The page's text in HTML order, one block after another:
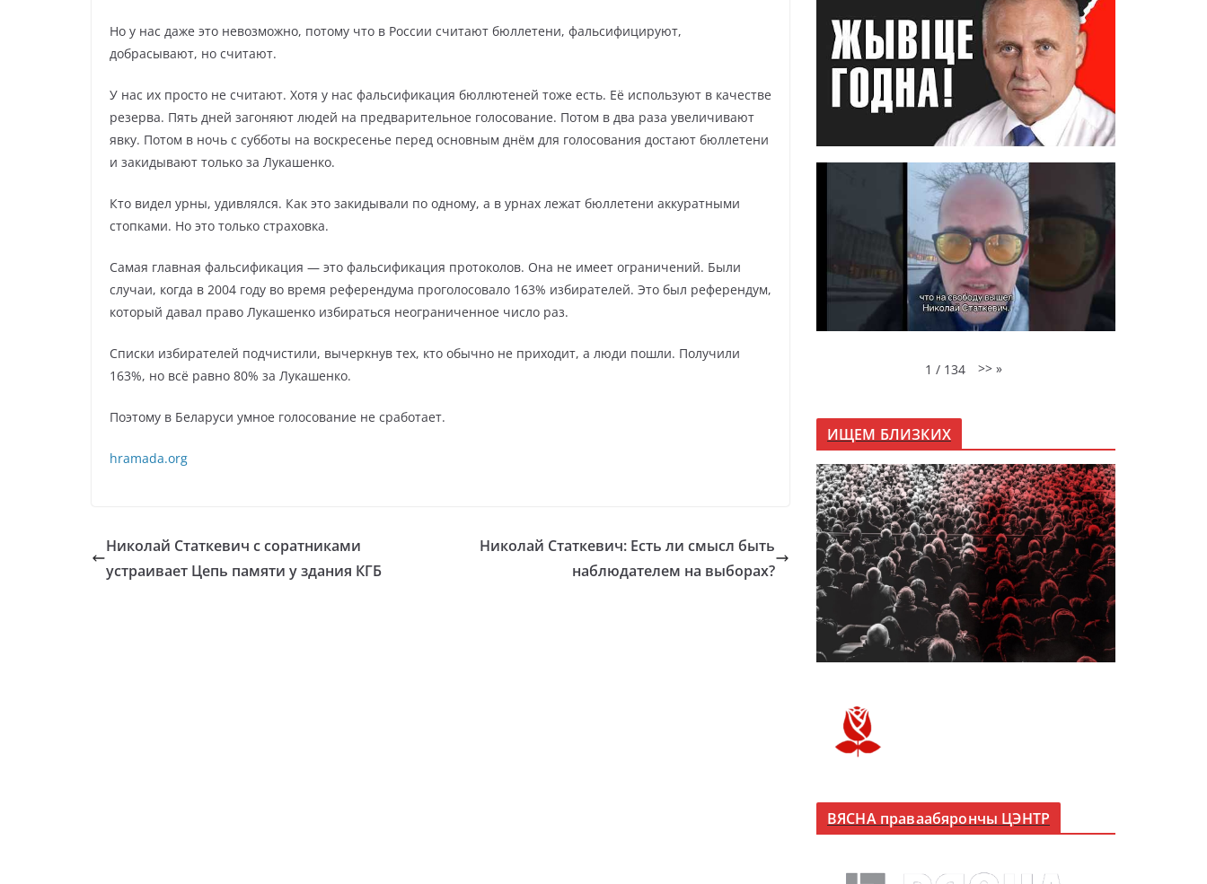
Но у нас даже это невозможно, потому что в России считают бюллетени, фальсифицируют,
добрасывают, но считают.
У нас их просто не считают. Хотя у нас фальсификация бюллютеней тоже есть. Её используют в качестве
резерва. Пять дней загоняют людей на предварительное голосование. Потом в два раза увеличивают
явку. Потом в ночь с субботы на воскресенье перед основным днём для голосования достают бюллетени
и закидывают только за Лукашенко.
Кто видел урны, удивлялся. Как это закидывали по одному, а в урнах лежат бюллетени аккуратными
стопками. Но это только страховка.
Самая главная фальсификация — это фальсификация протоколов. Она не имеет ограничений. Были
случаи, когда в 2004 году во время референдума проголосовало 163% избирателей. Это был референдум,
который давал право Лукашенко избираться неограниченное число раз.
Списки избирателей подчистили, вычеркнув тех, кто обычно не приходит, а люди пошли. Получили
163%, но всё равно 80% за Лукашенко.
Поэтому в Беларуси умное голосование не сработает.
hramada.org
Николай Статкевич с соратниками
устраивает Цепь памяти у здания КГБ
Николай Статкевич: Есть ли смысл быть
наблюдателем на выборах?
1 / 134 >> »
ИЩЕМ БЛИЗКИХ
ВЯСНА праваабярончы ЦЭНТР